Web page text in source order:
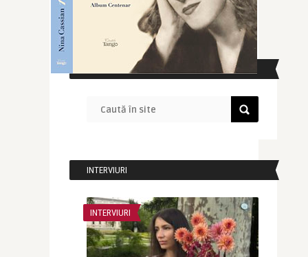
CAUTĂ ÎN SITE
INTERVIURI
INTERVIURI